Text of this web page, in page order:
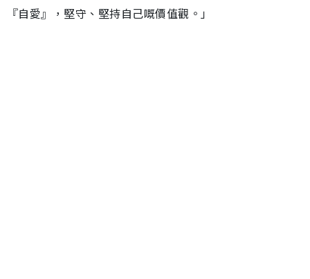
『自愛』，堅守、堅持自己嘅價值觀。」